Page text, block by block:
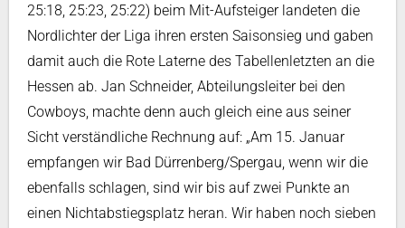
25:18, 25:23, 25:22) beim Mit-Aufsteiger landeten die
Nordlichter der Liga ihren ersten Saisonsieg und gaben
damit auch die Rote Laterne des Tabellenletzten an die
Hessen ab. Jan Schneider, Abteilungsleiter bei den
Cowboys, machte denn auch gleich eine aus seiner
Sicht verständliche Rechnung auf: „Am 15. Januar
empfangen wir Bad Dürrenberg/Spergau, wenn wir die
ebenfalls schlagen, sind wir bis auf zwei Punkte an
einen Nichtabstiegsplatz heran. Wir haben noch sieben